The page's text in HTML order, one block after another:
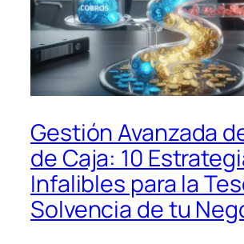
Gestión Avanzada
de Caja: 10
Infalibles para la
Solvencia de tu